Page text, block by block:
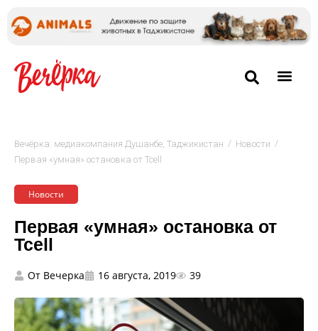
Вечёрка: медиакомпания Душанбе, Таджикистан / Новости /
Первая «умная» остановка от Tcell
Новости
Первая «умная» остановка от
Tcell
От Вечерка 16 августа, 2019 39